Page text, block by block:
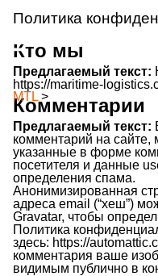
MTL >
Политика
Кто мы
Предлагаемый текст:
https://maritime-
Комментарии
Предлагаемый текст:
комментарий на
указанные в форме
посетителя и данные
определения спама.
Анонимизированная
адреса email (“хеш”)
Gravatar, чтобы
Политика
здесь: https://
комментария ваше
видимым публично в